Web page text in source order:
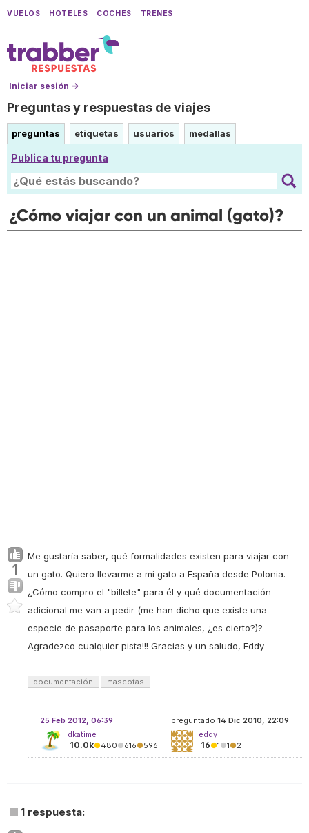
VUELOS HOTELES COCHES TRENES
Iniciar sesión →
Preguntas y respuestas de viajes
preguntas etiquetas usuarios medallas
Publica tu pregunta
¿Cómo viajar con un animal (gato)?
1
Me gustaría saber, qué formalidades existen para viajar con
un gato. Quiero llevarme a mi gato a España desde Polonia.
¿Cómo compro el "billete" para él y qué documentación
adicional me van a pedir (me han dicho que existe una
especie de pasaporte para los animales, ¿es cierto?)?
Agradezco cualquier pista!!! Gracias y un saludo, Eddy
documentación mascotas
preguntado 14 Dic 2010, 22:09
eddy
16●1●1●2
25 Feb 2012, 06:39
dkatime
10.0k●480●616●596
1 respuesta: